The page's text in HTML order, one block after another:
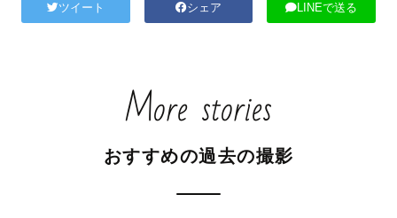
ツイート シェア LINEで送る
More stories
おすすめの過去の撮影